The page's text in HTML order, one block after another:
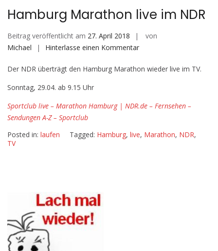
Hamburg Marathon live im NDR
Beitrag veröffentlicht am 27. April 2018
von
Michael
Hinterlasse einen Kommentarauf
Marathon
NDR
Der NDR überträgt den Hamburg Marathon wieder live im TV.
Sonntag, 29.04. ab 9.15 Uhr
Sportclub live – Marathon Hamburg | NDR.de – Fernsehen –
Sendungen A-Z – Sportclub
Posted in: laufen Tagged: Hamburg, live, Marathon, NDR,
TV